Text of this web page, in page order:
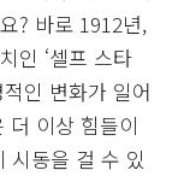
? 바로 1912년,
인 ‘셀프 스타
인 변화가 일어
더 이상 힘들이
시동을 걸 수 있